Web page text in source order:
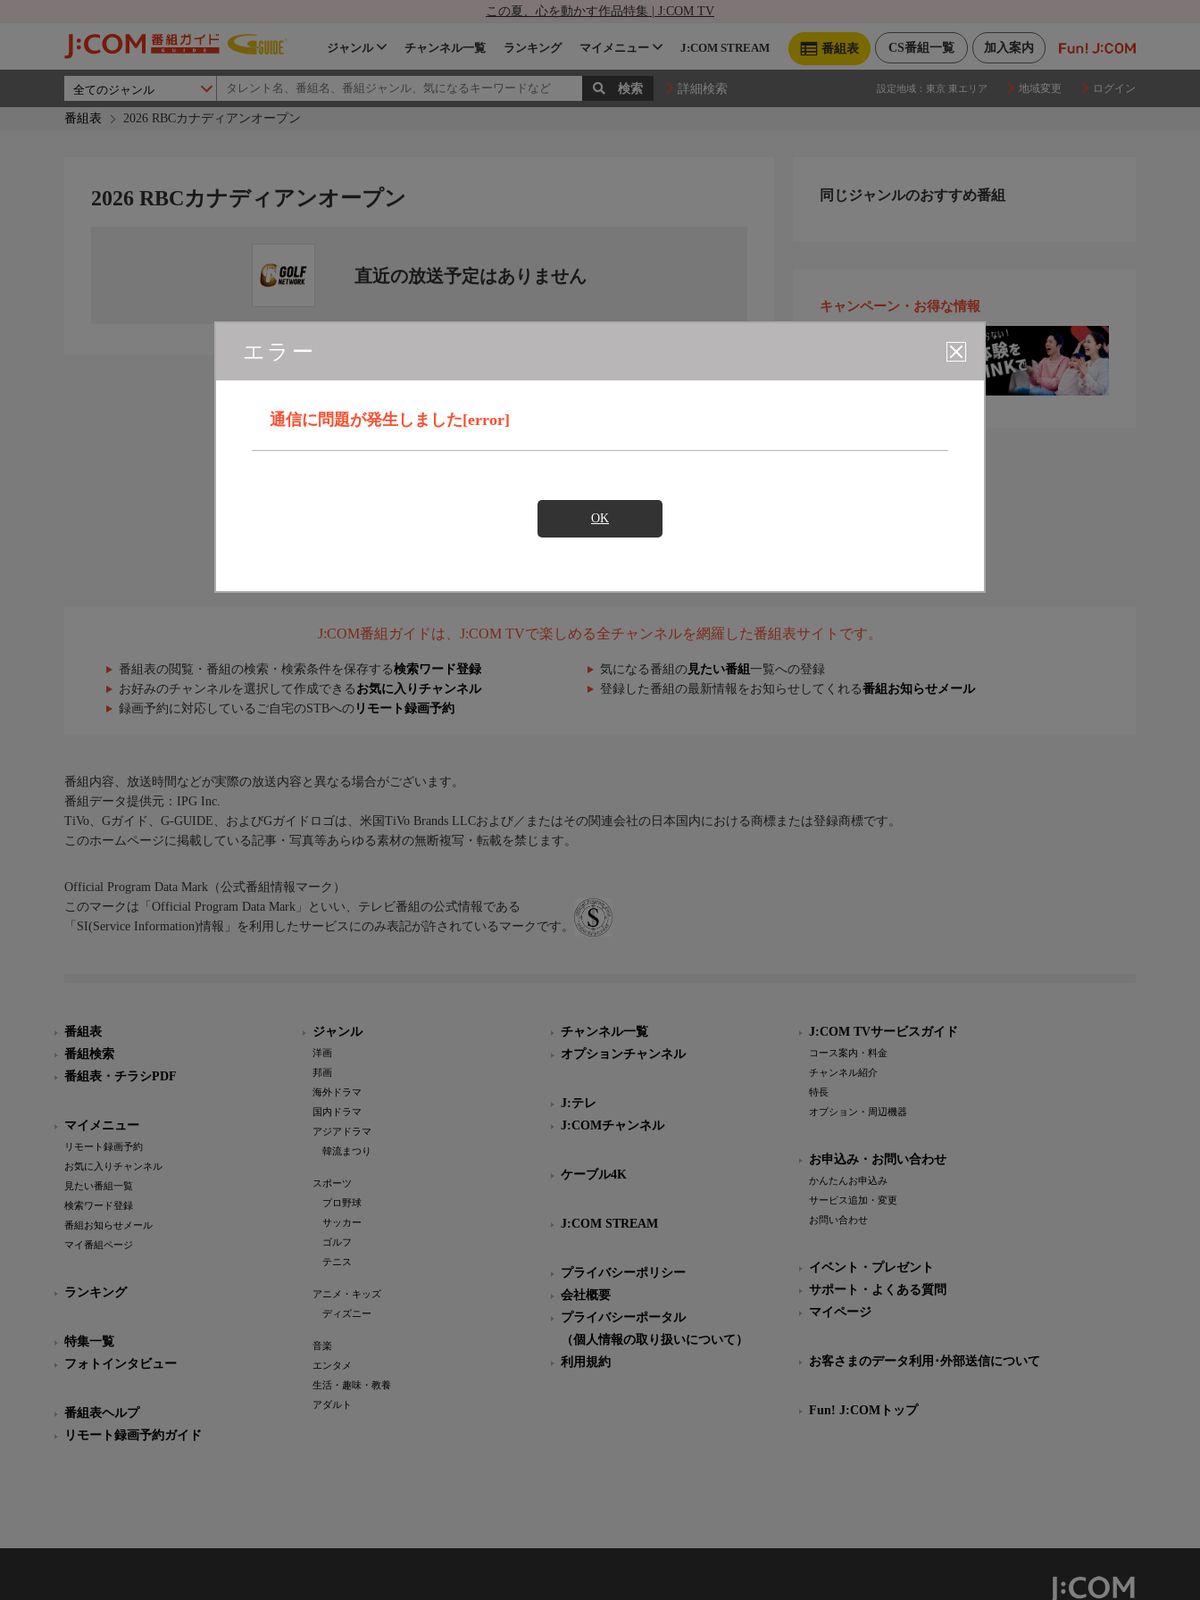
この夏、心を動かす作品特集 | J:COM TV
加入案内
CS番組一覧
番組表
ジャンル チャンネル一覧 ランキング マイメニュー J:COM STREAM
詳細検索 設定地域： 東京 東エリア 地域変更 ログイン
番組表 2026 RBCカナディアンオープン
エラー
通信に問題が発生しました[error]
OK
2026 RBCカナディアンオープン
直近の放送予定はありません
同じジャンルのおすすめ番組
キャンペーン・お得な情報
J:COM番組ガイドは、J:COM TVで楽しめる全チャンネルを網羅した番組表サイトです。
番組表の閲覧・番組の検索・検索条件を保存する検索ワード登録 気になる番組の 見たい番組 一覧への登録
お好みのチャンネルを選択して作成できる お気に入りチャンネル 登録した番組の最新情報をお知らせしてくれる番組お知らせメール
録画予約に対応しているご自宅のSTBへの リモート録画予約
番組内容、放送時間などが実際の放送内容と異なる場合がございます。
番組データ提供元：IPG Inc.
TiVo、Gガイド、G-GUIDE、およびGガイドロゴは、米国TiVo Brands LLCおよび／またはその関連会社の日本国内における商標または登録商標です。
このホームページに掲載している記事・写真等あらゆる素材の無断複写・転載を禁じます。
Official Program Data Mark（公式番組情報マーク）
このマークは「Official Program Data Mark」といい、テレビ番組の公式情報である
「SI(Service Information)情報」を利用したサービスにのみ表記が許されているマークです。
番組表
番組検索
番組表・チラシPDF
マイメニュー
リモート録画予約
お気に入りチャンネル
見たい番組一覧
検索ワード登録
番組お知らせメール
マイ番組ページ
ランキング
特集一覧
フォトインタビュー
番組表ヘルプ
リモート録画予約ガイド
ジャンル
洋画
邦画
海外ドラマ
国内ドラマ
アジアドラマ
韓流まつり
スポーツ
プロ野球
サッカー
ゴルフ
テニス
アニメ・キッズ
ディズニー
音楽
エンタメ
生活・趣味・教養
アダルト
チャンネル一覧
オプションチャンネル
J:テレ
J:COMチャンネル
ケーブル4K
J:COM STREAM
プライバシーポリシー
会社概要
プライバシーポータル
（個人情報の取り扱いについて）
利用規約
J:COM TVサービスガイド
コース案内・料金
チャンネル紹介
特長
オプション・周辺機器
お申込み・お問い合わせ
かんたんお申込み
サービス追加・変更
お問い合わせ
イベント・プレゼント
サポート・よくある質問
マイページ
お客さまのデータ利用･外部送信について
Fun! J:COMトップ